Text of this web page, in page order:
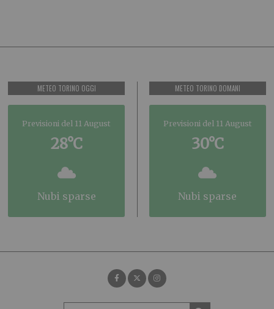
METEO TORINO OGGI
Previsioni del 11 August
28°C
nubi sparse
METEO TORINO DOMANI
Previsioni del 11 August
30°C
nubi sparse